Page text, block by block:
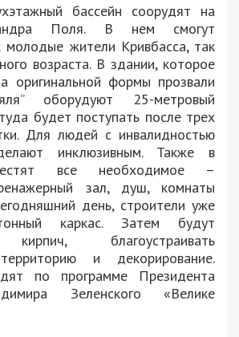
бассейн соорудят на
Поля. В нем смогут
молодые жители Кривбасса, так
возраста. В здании, которое
оригинальной формы прозвали
оборудуют 25-метровый
будет поступать после трех
Для людей с инвалидностью
инклюзивным. Также в
все необходимое –
зал, душ, комнаты
день, строители уже
каркас. Затем будут
благоустраивать
и декорирование.
по программе Президента
Зеленского «Велике